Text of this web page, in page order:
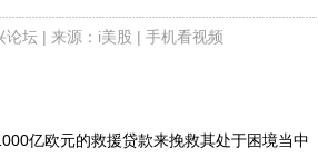
论坛 | 来源：i美股 | 手机看视频
亿欧元的救援贷款来挽救其处于困境当中